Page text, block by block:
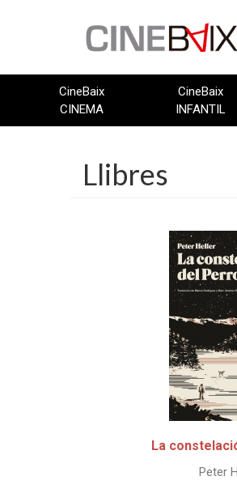
CineBaix
CINEMA
CineBaix
INFANTIL
Llibres
La
Peter